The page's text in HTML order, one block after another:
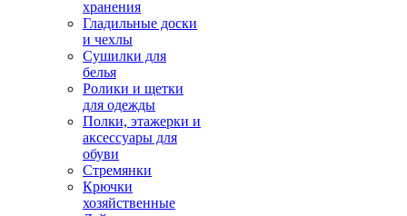
хранения
Гладильные доски
и чехлы
Сушилки для
белья
Ролики и щетки
для одежды
Полки, этажерки и
аксессуары для
обуви
Стремянки
Крючки
хозяйственные